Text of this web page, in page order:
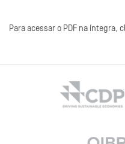
Para acessar o PDF na íntegra,